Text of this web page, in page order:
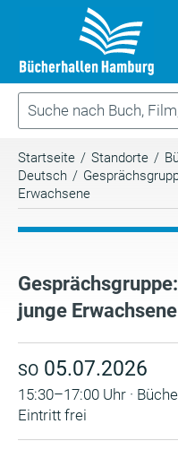
Startseite / Standorte /
Deutsch /
Erwachsene
junge Erwachsene
SO 05.07.2026
15:30–17:00 Uhr ·
Eintritt frei